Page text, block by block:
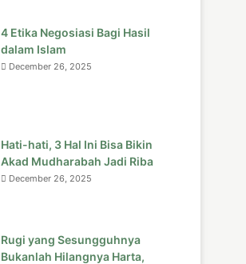
4 Etika Negosiasi Bagi Hasil
dalam Islam
December 26, 2025
Hati-hati, 3 Hal Ini Bisa Bikin
Akad Mudharabah Jadi Riba
December 26, 2025
Rugi yang Sesungguhnya
Bukanlah Hilangnya Harta,